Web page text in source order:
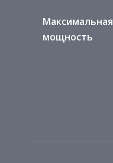
Максимальная
мощность